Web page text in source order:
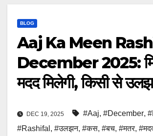
BLOG
Aaj Ka Meen
December 2025:
मदद मिलेगी, किसी से
DEC 19, 2025 #Aaj, #December,
#Rashifal , #उलझन, #कस, #बच, #मतर,